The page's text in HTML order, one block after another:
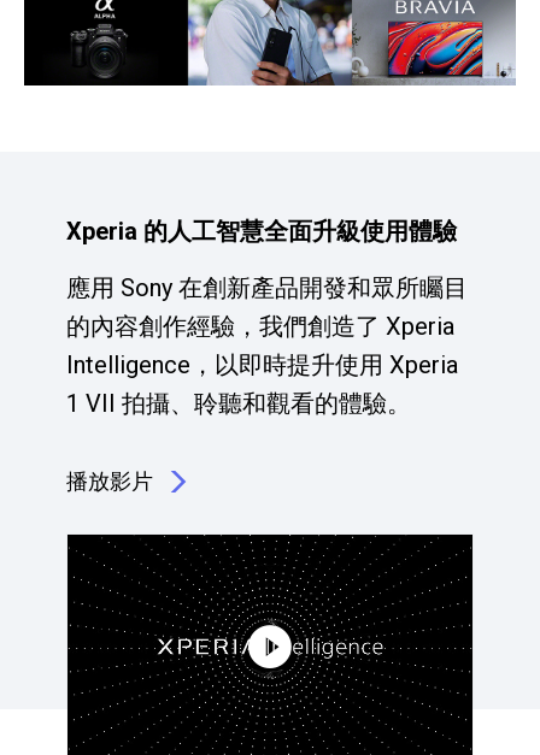
Xperia 的人工智慧全面升級使用體驗
應用 Sony 在創新產品開發和眾所矚目
的內容創作經驗，我們創造了 Xperia
Intelligence，以即時提升使用 Xperia
1 VII 拍攝、聆聽和觀看的體驗。
播放影片
點擊播放：Xperia 的人工智慧全面升級使用體驗